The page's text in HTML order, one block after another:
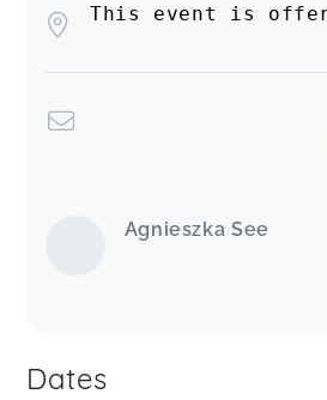
This event is
Agnieszka See
Dates